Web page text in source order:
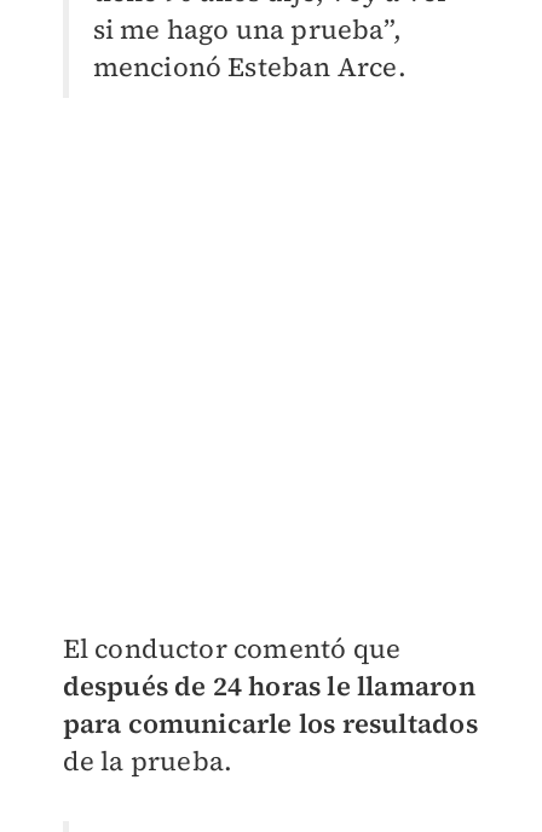
si me hago una prueba”,
mencionó Esteban Arce.
El conductor comentó que
después de 24 horas le llamaron
para comunicarle los resultados
de la prueba.